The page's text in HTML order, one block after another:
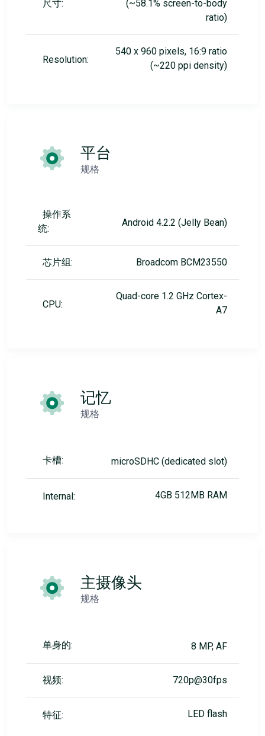
尺寸:
(~58.1% screen-to-body
ratio)
Resolution:
540 x 960 pixels, 16:9 ratio
(~220 ppi density)
平台
规格
操作系
统:
Android 4.2.2 (Jelly Bean)
芯片组: Broadcom BCM23550
CPU:
Quad-core 1.2 GHz Cortex-
A7
记忆
规格
卡槽: microSDHC (dedicated slot)
Internal: 4GB 512MB RAM
主摄像头
规格
单身的: 8 MP, AF
视频: 720p@30fps
特征: LED flash